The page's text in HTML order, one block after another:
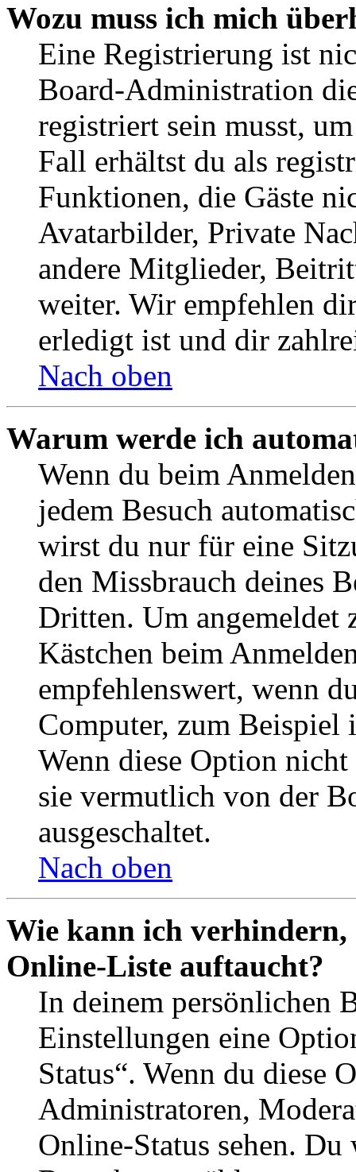
Wozu muss ich mich
Eine Registrierung ist
Board-Administration
registriert sein musst,
Fall erhältst du als
Funktionen, die Gäste
Avatarbilder, Private
andere Mitglieder,
weiter. Wir empfehlen
erledigt ist und dir
Nach oben
Warum werde ich
Wenn du beim
jedem Besuch
wirst du nur für eine
den Missbrauch deines
Dritten. Um angemeldet
Kästchen beim
empfehlenswert, wenn
Computer, zum Beispiel
Wenn diese Option
sie vermutlich von der
ausgeschaltet.
Nach oben
Wie kann ich verhindern,
Online-Liste auftaucht?
In deinem persönlichen
Einstellungen eine
Status“. Wenn du diese
Administratoren,
Online-Status sehen.